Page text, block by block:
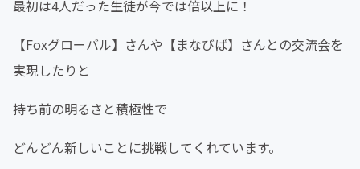
最初は4人だった生徒が今では倍以上に！
【Foxグローバル】さんや【まなびば】さんとの交流会を
実現したりと
持ち前の明るさと積極性で
どんどん新しいことに挑戦してくれています。